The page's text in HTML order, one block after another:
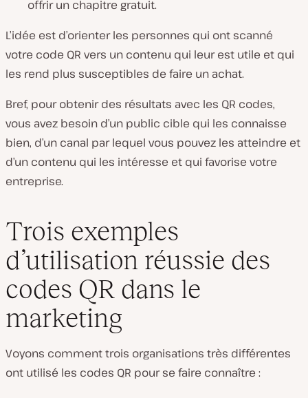
offrir un chapitre gratuit.
L’idée est d’orienter les personnes qui ont scanné
votre code QR vers un contenu qui leur est utile et qui
les rend plus susceptibles de faire un achat.
Bref, pour obtenir des résultats avec les QR codes,
vous avez besoin d’un public cible qui les connaisse
bien, d’un canal par lequel vous pouvez les atteindre et
d’un contenu qui les intéresse et qui favorise votre
entreprise.
Trois exemples
d’utilisation réussie des
codes QR dans le
marketing
Voyons comment trois organisations très différentes
ont utilisé les codes QR pour se faire connaître :